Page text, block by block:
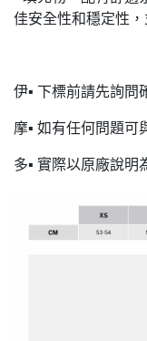
佳安全性和穩定性
伊▪ 下標前請先詢問
摩▪ 如有任何問題可
多▪ 實際以原廠說明